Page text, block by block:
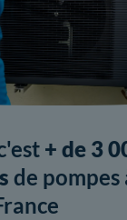
+ de 3
de